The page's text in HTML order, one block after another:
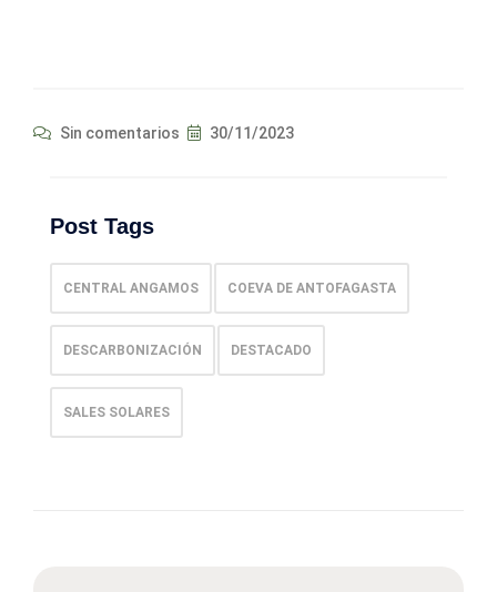
Sin comentarios 30/11/2023
Post Tags
CENTRAL ANGAMOS COEVA DE ANTOFAGASTA
DESCARBONIZACIÓN DESTACADO
SALES SOLARES